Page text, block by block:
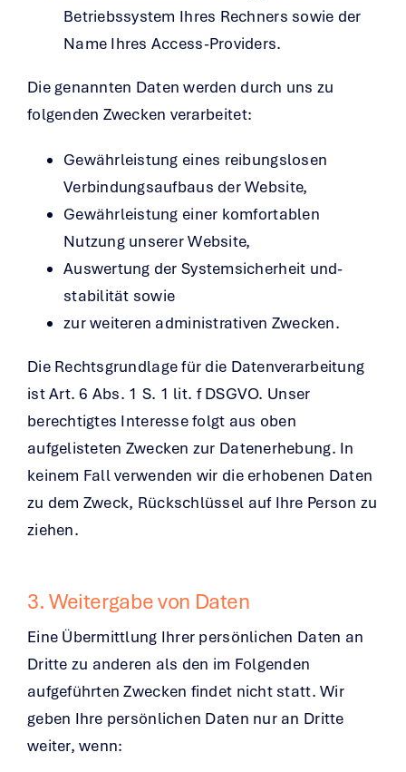
Betriebssystem Ihres Rechners sowie der
Name Ihres Access-Providers.
Die genannten Daten werden durch uns zu
folgenden Zwecken verarbeitet:
Gewährleistung eines reibungslosen
Verbindungsaufbaus der Website,
Gewährleistung einer komfortablen
Nutzung unserer Website,
Auswertung der Systemsicherheit und-
stabilität sowie
zur weiteren administrativen Zwecken.
Die Rechtsgrundlage für die Datenverarbeitung
ist Art. 6 Abs. 1 S. 1 lit. f DSGVO. Unser
berechtigtes Interesse folgt aus oben
aufgelisteten Zwecken zur Datenerhebung. In
keinem Fall verwenden wir die erhobenen Daten
zu dem Zweck, Rückschlüssel auf Ihre Person zu
ziehen.
3. Weitergabe von Daten
Eine Übermittlung Ihrer persönlichen Daten an
Dritte zu anderen als den im Folgenden
aufgeführten Zwecken findet nicht statt. Wir
geben Ihre persönlichen Daten nur an Dritte
weiter, wenn: